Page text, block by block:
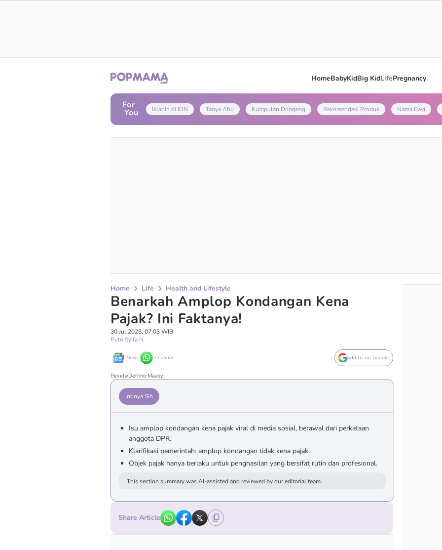
HomeBabyKidBig KidLifePregnancy
For
You Iklanin di IDN Tanya Ahli Kumpulan Dongeng Rekomendasi Produk Nama Bayi
Home Life Health and Lifestyle
Benarkah Amplop Kondangan Kena
Pajak? Ini Faktanya!
30 Jul 2025, 07:03 WIB
Putri Syifa N
News Channel Add Us on Google
Pexels/Defrino Maasy
Intinya Sih
Isu amplop kondangan kena pajak viral di media sosial, berawal dari perkataan
anggota DPR.
Klarifikasi pemerintah: amplop kondangan tidak kena pajak.
Objek pajak hanya berlaku untuk penghasilan yang bersifat rutin dan profesional.
This section summary was AI-assisted and reviewed by our editorial team.
Share Article